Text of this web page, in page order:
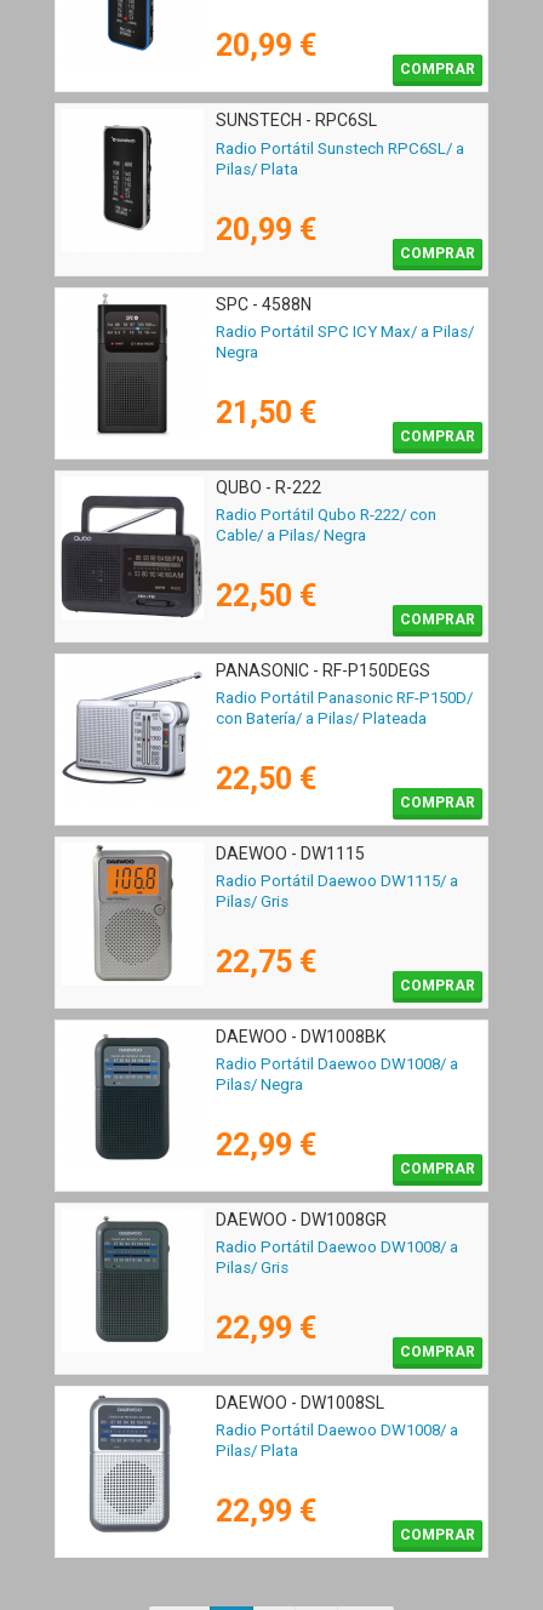
20,99 €
COMPRAR
SUNSTECH - RPC6SL
Radio Portátil Sunstech RPC6SL/ a
Pilas/ Plata
20,99 €
COMPRAR
SPC - 4588N
Radio Portátil SPC ICY Max/ a Pilas/
Negra
21,50 €
COMPRAR
QUBO - R-222
Radio Portátil Qubo R-222/ con
Cable/ a Pilas/ Negra
22,50 €
COMPRAR
PANASONIC - RF-P150DEGS
Radio Portátil Panasonic RF-P150D/
con Batería/ a Pilas/ Plateada
22,50 €
COMPRAR
DAEWOO - DW1115
Radio Portátil Daewoo DW1115/ a
Pilas/ Gris
22,75 €
COMPRAR
DAEWOO - DW1008BK
Radio Portátil Daewoo DW1008/ a
Pilas/ Negra
22,99 €
COMPRAR
DAEWOO - DW1008GR
Radio Portátil Daewoo DW1008/ a
Pilas/ Gris
22,99 €
COMPRAR
DAEWOO - DW1008SL
Radio Portátil Daewoo DW1008/ a
Pilas/ Plata
22,99 €
COMPRAR